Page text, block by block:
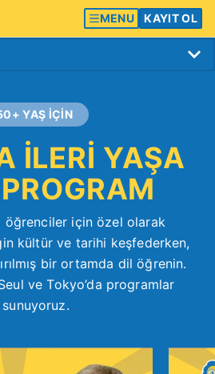
MENU KAYIT OL
YAŞ İÇİN
İLERİ YAŞA
öğrenciler için özel olarak
kültür ve tarihi keşfederken,
bir ortamda dil öğrenin.
ve Tokyo’da programlar
sunuyoruz.